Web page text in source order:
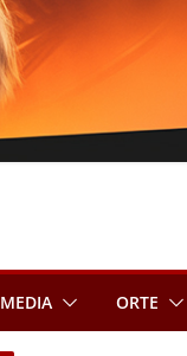
MEDIA ORTE